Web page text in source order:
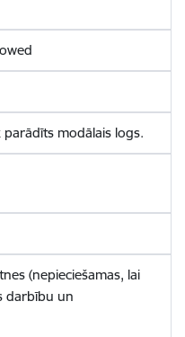
parādīts modālais logs.
(nepieciešamas, lai
darbību un